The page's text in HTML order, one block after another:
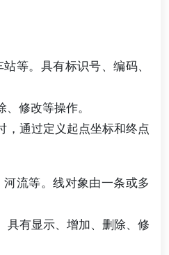
等。具有标识号、编码、
修改等操作。
，通过定义起点坐标和终点
河流等。线对象由一条或多
具有显示、增加、删除、修